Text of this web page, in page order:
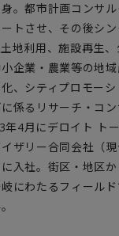
。都市計画コンサ
トさせ、その後シ
地利用、施設再生
企業・農業等の地
、シティプロモー
係るリサーチ・コ
年4月にデロイト ト
ザリー合同会社 （
に入社。街区・地区
にわたるフィールド
。